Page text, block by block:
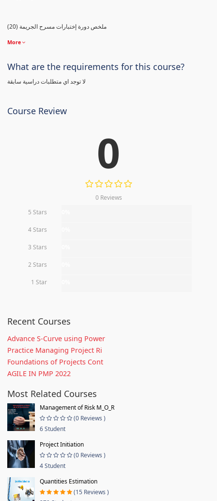
(20) ملخص دورة إختبارات مسرح الجريمة
More
What are the requirements for this course?
لا توجد اي متطلبات دراسية سابقة
Course Review
0
0 Reviews
5 Stars
4 Stars
3 Stars
2 Stars
1 Star
Recent Courses
Advance S-Curve using Power
Practice Managing Project Ri
Foundations of Projects Cont
AGILE IN PMP 2022
Most Related Courses
Management of Risk M_O_R
(0 Reviews )
6 Student
Project Initiation
(0 Reviews )
4 Student
Quantities Estimation
(15 Reviews )